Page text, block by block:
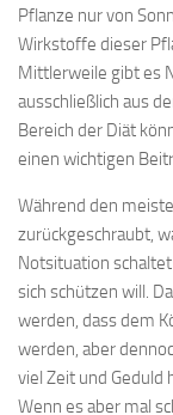
Pflanze nur von
Wirkstoffe dieser
Mittlerweile gibt es
ausschließlich aus
Bereich der Diät
einen wichtigen
Während den
zurückgeschraubt,
Notsituation
sich schützen will.
werden, dass dem
werden, aber
viel Zeit und Geduld
Wenn es aber mal